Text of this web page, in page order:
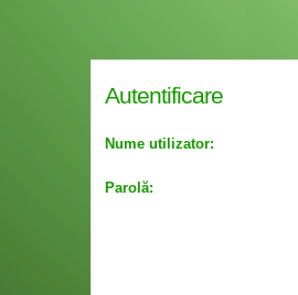
Autentificare
Nume utilizator:
Parolă: